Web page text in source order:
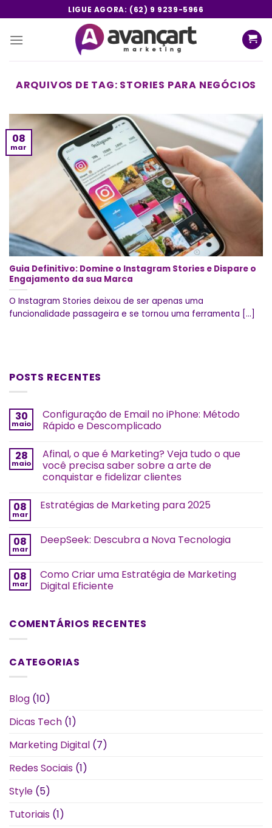
to
content
LIGUE AGORA: (62) 9 9239-5966
ARQUIVOS DE TAG: STORIES PARA NEGÓCIOS
Guia Definitivo: Domine o Instagram Stories e Dispare o
Engajamento da sua Marca
O Instagram Stories deixou de ser apenas uma
funcionalidade passageira e se tornou uma ferramenta [...]
08
mar
POSTS RECENTES
30
maio
Configuração de Email no iPhone: Método
Rápido e Descomplicado
28
maio
Afinal, o que é Marketing? Veja tudo o que
você precisa saber sobre a arte de
conquistar e fidelizar clientes
08
mar
Estratégias de Marketing para 2025
08
mar
DeepSeek: Descubra a Nova Tecnologia
08
mar
Como Criar uma Estratégia de Marketing
Digital Eficiente
COMENTÁRIOS RECENTES
CATEGORIAS
Blog (10)
Dicas Tech (1)
Marketing Digital (7)
Redes Sociais (1)
Style (5)
Tutoriais (1)